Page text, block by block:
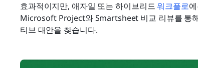
효과적이지만, 애자일 또는 하이브리드 워크플로
Microsoft Project와 Smartsheet 비교 리뷰를 통
티브 대안을 찾습니다.